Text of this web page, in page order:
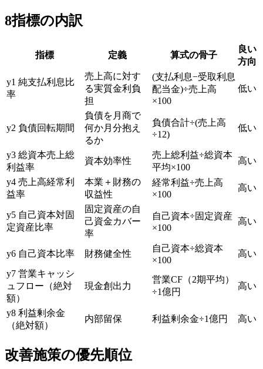
8指標の内訳
指標 定義 算式の骨子
良い
方向
y1 純支払利息比
率
売上高に対す
る実質金利負
担
(支払利息−受取利息
配当金)÷売上高
×100
低い
y2 負債回転期間
負債を月商で
何か月分抱え
るか
負債合計÷(売上高
÷12)
低い
y3 総資本売上総
利益率
資本効率性
売上総利益÷総資本
平均×100
高い
y4 売上高経常利
益率
本業＋財務の
収益性
経常利益÷売上高
×100
高い
y5 自己資本対固
定資産比率
固定資産の自
己資金カバー
率
自己資本÷固定資産
×100
高い
y6 自己資本比率 財務健全性
自己資本÷総資本
×100
高い
y7 営業キャッシ
ュフロー（絶対
額）
現金創出力
営業CF（2期平均）
÷1億円
高い
y8 利益剰余金
（絶対額）
内部留保 利益剰余金÷1億円 高い
改善施策の優先順位